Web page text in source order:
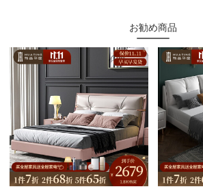
お勧め商品